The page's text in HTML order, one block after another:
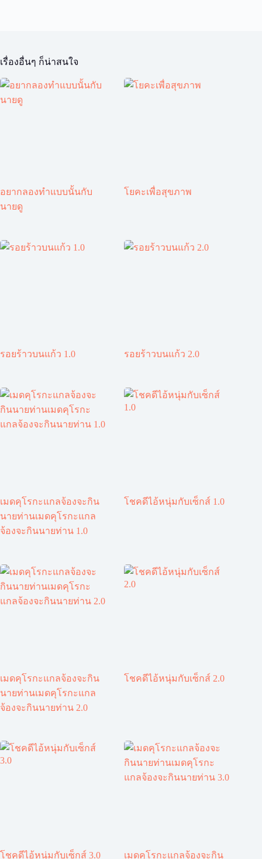
เรื่องอื่นๆ ก็น่าสนใจ
อยากลองทำแบบนั้นกับ
นายดู
โยคะเพื่อสุขภาพ
รอยร้าวบนแก้ว 1.0 รอยร้าวบนแก้ว 2.0
เมดคุโรกะแกลจ้องจะกิน
นายท่านเมดคุโรกะแกล
จ้องจะกินนายท่าน 1.0
โชคดีไอ้หนุ่มกับเซ็กส์ 1.0
เมดคุโรกะแกลจ้องจะกิน
นายท่านเมดคุโรกะแกล
จ้องจะกินนายท่าน 2.0
โชคดีไอ้หนุ่มกับเซ็กส์ 2.0
โชคดีไอ้หนุ่มกับเซ็กส์ 3.0 เมดคุโรกะแกลจ้องจะกิน